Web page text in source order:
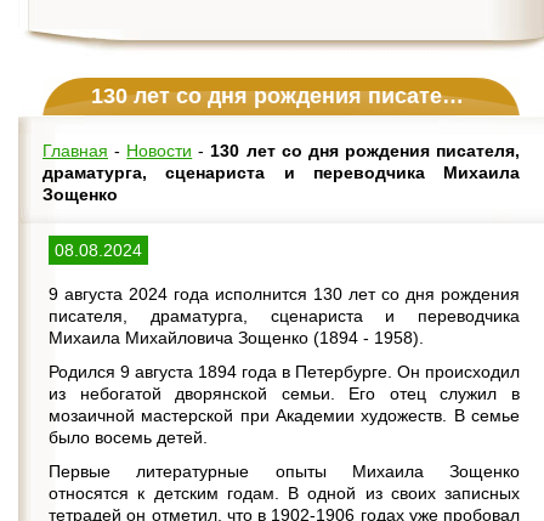
130 лет со дня рождения писателя, драматурга, сценариста и переводчика Михаила Зощенко
Главная - Новости - 130 лет со дня рождения писателя,
драматурга, сценариста и переводчика Михаила
Зощенко
08.08.2024
9 августа 2024 года исполнится 130 лет со дня рождения
писателя, драматурга, сценариста и переводчика
Михаила Михайловича Зощенко (1894 - 1958).
Родился 9 августа 1894 года в Петербурге. Он происходил
из небогатой дворянской семьи. Его отец служил в
мозаичной мастерской при Академии художеств. В семье
было восемь детей.
Первые литературные опыты Михаила Зощенко
относятся к детским годам. В одной из своих записных
тетрадей он отметил, что в 1902-1906 годах уже пробовал